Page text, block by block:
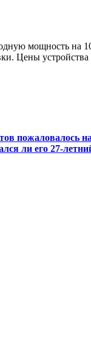
мощность
Цены устройства
пожаловалось
ли его 27-